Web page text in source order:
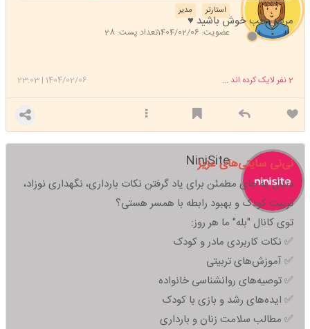
مدیر استارتر
عضویت: 1404/02/06 تعداد پست: 28
مرسی قلب خوش باشید ♥️
1404/02/06
|
23:03 2نفر لایک کرده اند ...
NiniSite
نی‌نی سایتی‌های عزیز
دنبال یه جای مطمئن برای یاد گرفتن نکات بارداری، نگهداری نوزاد،
تربیت کودک و بهبود رابطه با همسر هستی؟
توی کانال "بله" ما هر روز:
✅ نکات کاربردی مادر و کودک
✅ آموزش‌های تربیتی
✅ توصیه‌های روانشناسی خانواده
✅ ایده‌های رشد و بازی با کودک
✅ مطالب سلامت زنان و بارداری